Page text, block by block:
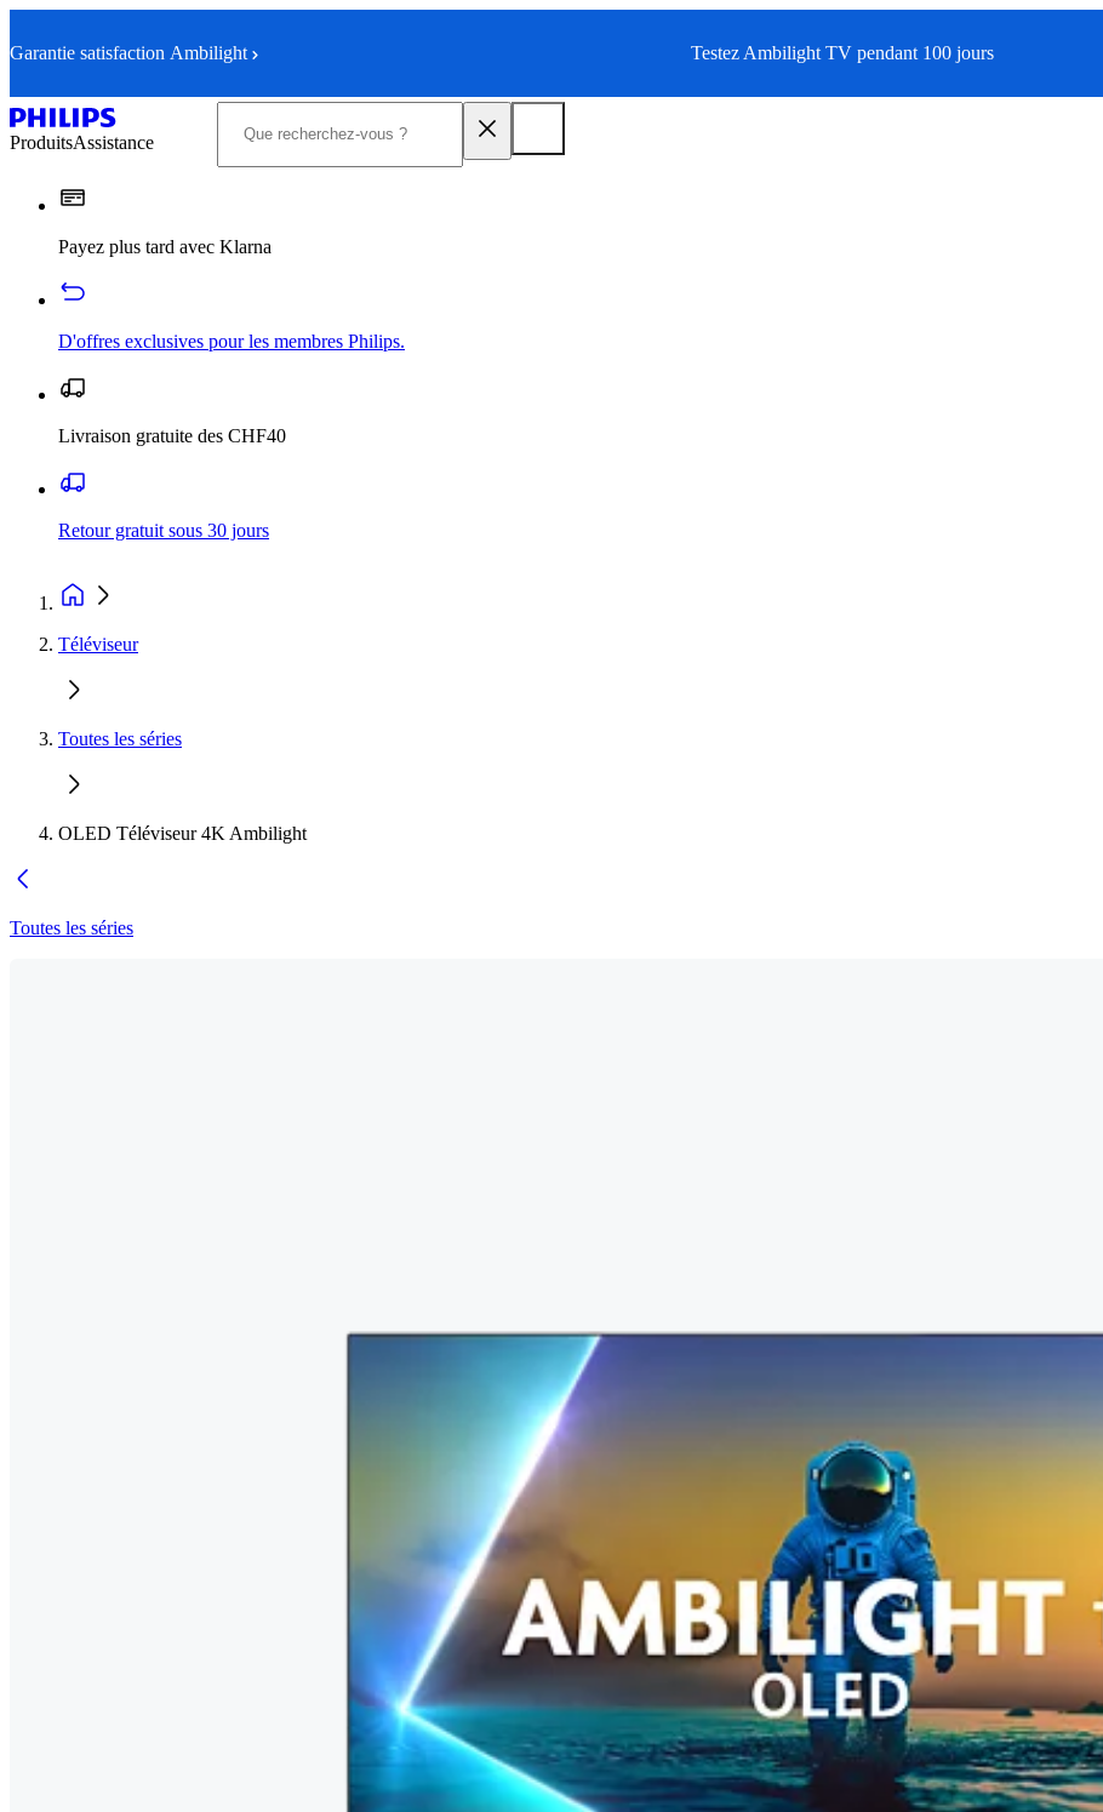
Garantie satisfaction Ambilight Testez Ambilight TV pendant 100 jours
ProduitsAssistance
Payez plus tard avec Klarna
D'offres exclusives pour les membres Philips.
Livraison gratuite des CHF40
Retour gratuit sous 30 jours
Téléviseur
Toutes les séries
OLED Téléviseur 4K Ambilight
Toutes les séries